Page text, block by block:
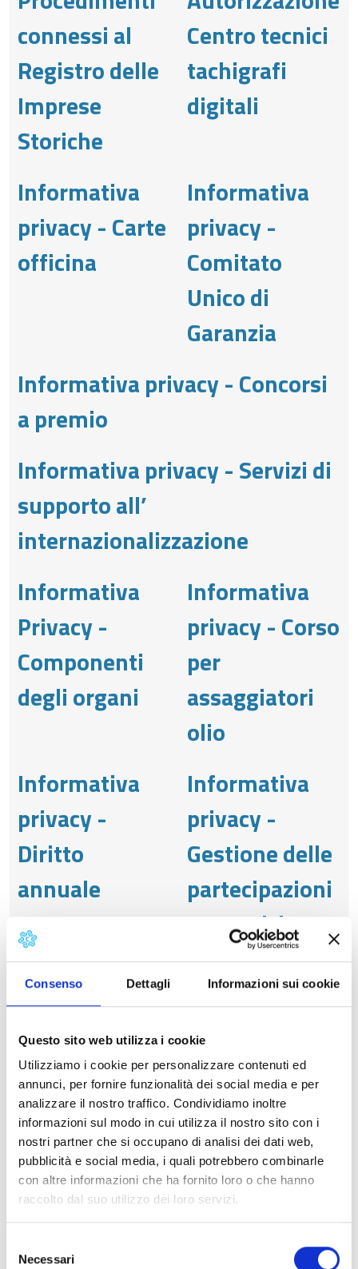
Consenso Dettagli Informazioni sui cookie
Questo sito web utilizza i cookie
Utilizziamo i cookie per personalizzare contenuti ed
annunci, per fornire funzionalità dei social media e per
analizzare il nostro traffico. Condividiamo inoltre
informazioni sul modo in cui utilizza il nostro sito con i
nostri partner che si occupano di analisi dei dati web,
pubblicità e social media, i quali potrebbero combinarle
con altre informazioni che ha fornito loro o che hanno
raccolto dal suo utilizzo dei loro servizi.
delNecessari
connessi al
Registro delle
Imprese
Storiche
Centro tecnici
tachigrafi
digitali
Informativa
privacy - Carte
officina
Informativa
privacy -
Comitato
Unico di
Garanzia
Informativa privacy - Concorsi
a premio
Informativa privacy - Servizi di
supporto all’
internazionalizzazione
Informativa
Privacy -
Componenti
degli organi
Informativa
privacy - Corso
per
assaggiatori
olio
Informativa
privacy -
Diritto
annuale
Informativa
privacy -
Gestione delle
partecipazioni
strategiche
Informativa
privacy -
Impiantisti,
autoriparatori,
facchinaggio,
pulizie e
commercio
all'ingrosso
Informativa
privacy -
Mediazione